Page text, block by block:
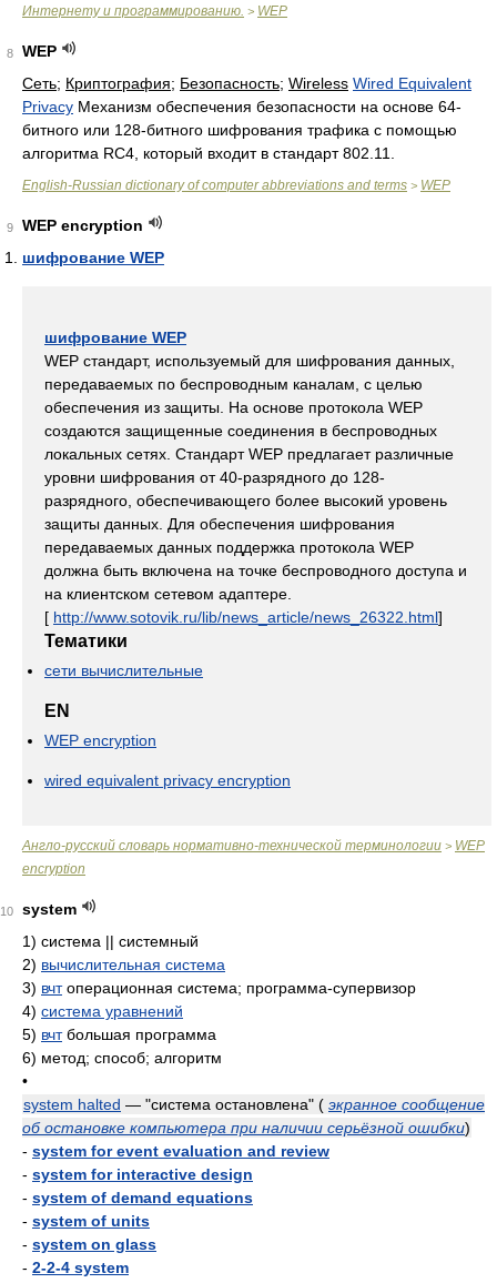
Интернету и программированию. > WEP
8
WEP
Сеть; Криптография; Безопасность; Wireless Wired Equivalent
Privacy Механизм обеспечения безопасности на основе 64-
битного или 128-битного шифрования трафика с помощью
алгоритма RC4, который входит в стандарт 802.11.
English-Russian dictionary of computer abbreviations and terms > WEP
9
WEP encryption
шифрование WEP
шифрование WEP
WEP стандарт, используемый для шифрования данных,
передаваемых по беспроводным каналам, с целью
обеспечения из защиты. На основе протокола WEP
создаются защищенные соединения в беспроводных
локальных сетях. Стандарт WEP предлагает различные
уровни шифрования от 40-разрядного до 128-
разрядного, обеспечивающего более высокий уровень
защиты данных. Для обеспечения шифрования
передаваемых данных поддержка протокола WEP
должна быть включена на точке беспроводного доступа и
на клиентском сетевом адаптере.
[ http://www.sotovik.ru/lib/news_article/news_26322.html]
Тематики
сети вычислительные
EN
WEP encryption
wired equivalent privacy encryption
Англо-русский словарь нормативно-технической терминологии > WEP
encryption
10
system
1) система || системный
2) вычислительная система
3) вчтоперационная система; программа-супервизор
4) система уравнений
5) вчтбольшая программа
6) метод; способ; алгоритм
•
system halted — "система остановлена" ( экранное сообщение
об остановке компьютера при наличии серьёзной ошибки)
- system for event evaluation and review
- system for interactive design
- system of demand equations
- system of units
- system on glass
- 2-2-4 system